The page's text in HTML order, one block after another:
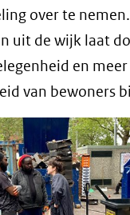
over te
uit de wijk laat
en meer
van bewoners